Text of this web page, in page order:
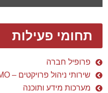
תחומי פעילות
פרופיל חברה
שירותי ניהול פרויקטים – PMO
מערכות מידע ותוכנה